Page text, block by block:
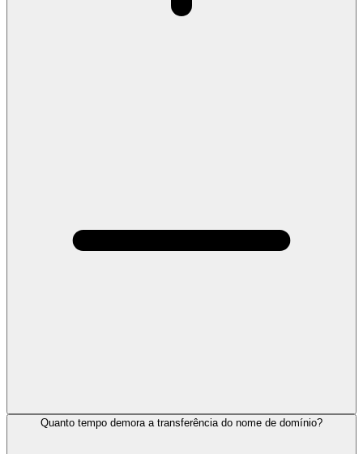
Quanto tempo demora a transferência do nome de domínio?